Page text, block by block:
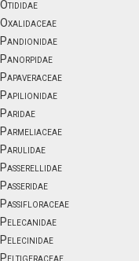
Otididae
Oxalidaceae
Pandionidae
Panorpidae
Papaveraceae
Papilionidae
Paridae
Parmeliaceae
Parulidae
Passerellidae
Passeridae
Passifloraceae
Pelecanidae
Pelecinidae
Peltigeraceae